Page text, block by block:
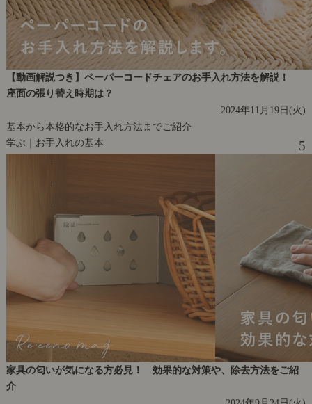
【動画解説つき】ペーパーコードチェアのお手入れ方法を解説！
座面の張り替え時期は？
2024年11月19日(火)
基本から本格的なお手入れ方法までご紹介
学ぶ｜お手入れの基本
5
家具の匂いが気になる方必見！ 効果的な対策や、除去方法をご紹
介